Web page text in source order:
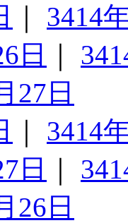
3414
日
27日
3414
日
26日